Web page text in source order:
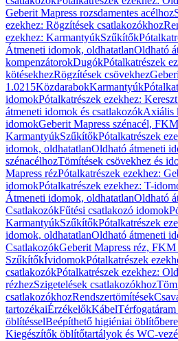
Geberit Mapress rozsdamentes acélhoz
ezekhez: Rögzítések csatlakozókhoz
ezekhez: KarmantyúkSzűkítők
Átmeneti idomok, oldhatatlanOldható
kompenzátorokDugókPótalkatrészek
kötésekhezRögzítések csövekhez
1.0215KözdarabokKarmantyúk
idomokPótalkatrészek ezekhez:
átmeneti idomok és csatlakozókAxiális
idomokGeberit Mapress szénacél,
KarmantyúkSzűkítőkPótalkatrészek
idomok, oldhatatlanOldható átmeneti
szénacélhozTömítések csövekhez és
Mapress rézPótalkatrészek ezekhez:
idomokPótalkatrészek ezekhez: T-
Átmeneti idomok, oldhatatlanOldható
CsatlakozókFűtési csatlakozó idomok
KarmantyúkSzűkítőkPótalkatrészek
idomok, oldhatatlanOldható átmeneti
CsatlakozókGeberit Mapress réz,
SzűkítőkÍvidomokPótalkatrészek
csatlakozókPótalkatrészek ezekhez:
rézhezSzigetelések csatlakozókhoz
csatlakozókhozRendszertömítések
tartozékaiÉrzékelőkKábel
öblítésselBeépíthető higiéniai
Kiegészítők öblítőtartályok és WC-